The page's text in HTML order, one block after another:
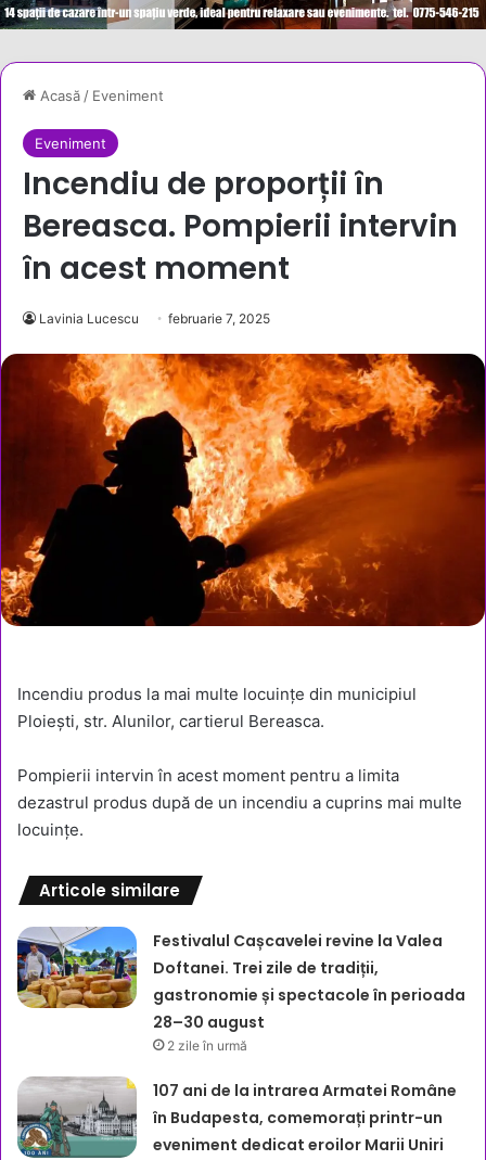
Acasă/ Eveniment
Eveniment
Incendiu de proporții în
Bereasca. Pompierii intervin
în acest moment
Lavinia Lucescu februarie 7, 2025
Incendiu produs la mai multe locuințe din municipiul
Ploiești, str. Alunilor, cartierul Bereasca.
Pompierii intervin în acest moment pentru a limita
dezastrul produs după de un incendiu a cuprins mai multe
locuințe.
Articole similare
Festivalul Cașcavelei revine la Valea
Doftanei. Trei zile de tradiții,
gastronomie și spectacole în perioada
28–30 august
2 zile în urmă
107 ani de la intrarea Armatei Române
în Budapesta, comemorați printr-un
eveniment dedicat eroilor Marii Uniri